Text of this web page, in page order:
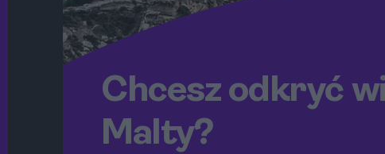
Chcesz odkryć
Malty?